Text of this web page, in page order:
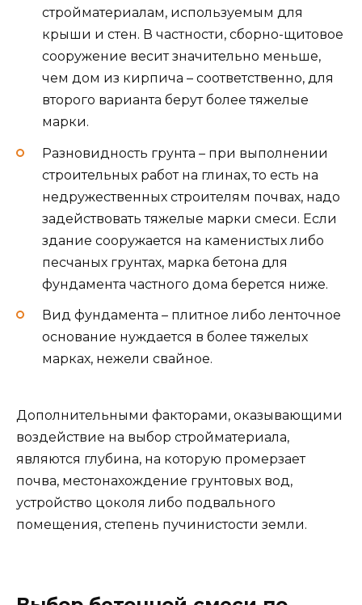
стройматериалам, используемым для
крыши и стен. В частности, сборно-щитовое
сооружение весит значительно меньше,
чем дом из кирпича – соответственно, для
второго варианта берут более тяжелые
марки.
Разновидность грунта – при выполнении
строительных работ на глинах, то есть на
недружественных строителям почвах, надо
задействовать тяжелые марки смеси. Если
здание сооружается на каменистых либо
песчаных грунтах, марка бетона для
фундамента частного дома берется ниже.
Вид фундамента – плитное либо ленточное
основание нуждается в более тяжелых
марках, нежели свайное.
Дополнительными факторами, оказывающими
воздействие на выбор стройматериала,
являются глубина, на которую промерзает
почва, местонахождение грунтовых вод,
устройство цоколя либо подвального
помещения, степень пучинистости земли.